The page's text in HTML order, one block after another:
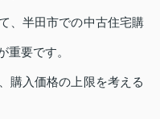
、半田市での中古住宅購
重要です。
購入価格の上限を考える